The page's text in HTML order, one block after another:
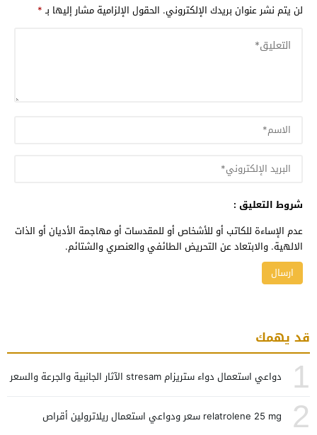
لن يتم نشر عنوان بريدك الإلكتروني. الحقول الإلزامية مشار إليها بـ*
شروط التعليق :
عدم الإساءة للكاتب أو للأشخاص أو للمقدسات أو مهاجمة الأديان أو الذات
الالهية. والابتعاد عن التحريض الطائفي والعنصري والشتائم.
قد يهمك
1 دواعي استعمال دواء ستريزام stresam الآثار الجانبية والجرعة والسعر
2 relatrolene 25 mg سعر ودواعي استعمال ريلاترولين أقراص